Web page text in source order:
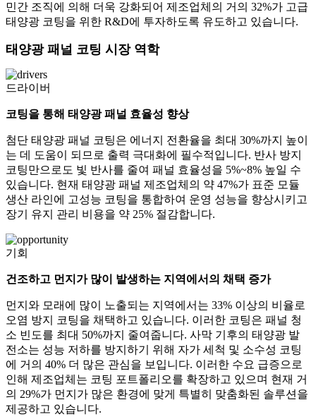
민간 조직에 의해 더욱 강화되어 제조업체의 거의 32%가 고급
태양광 코팅을 위한 R&D에 투자하도록 유도하고 있습니다.
태양광 패널 코팅 시장 역학
드라이버
코팅을 통해 태양광 패널 효율성 향상
첨단 태양광 패널 코팅은 에너지 전환율을 최대 30%까지 높이
는 데 도움이 되므로 출력 극대화에 필수적입니다. 반사 방지
코팅만으로도 빛 반사를 줄여 패널 효율성을 5%~8% 높일 수
있습니다. 현재 태양광 패널 제조업체의 약 47%가 표준 모듈
생산 라인에 고성능 코팅을 통합하여 운영 성능을 향상시키고
장기 유지 관리 비용을 약 25% 절감합니다.
기회
건조하고 먼지가 많이 발생하는 지역에서의 채택 증가
먼지와 모래에 많이 노출되는 지역에서는 33% 이상의 비율로
오염 방지 코팅을 채택하고 있습니다. 이러한 코팅은 패널 청
소 빈도를 최대 50%까지 줄여줍니다. 사막 기후의 태양광 발
전소는 성능 저하를 방지하기 위해 자가 세척 및 소수성 코팅
에 거의 40% 더 많은 관심을 보입니다. 이러한 수요 급증으로
인해 제조업체는 코팅 포트폴리오를 확장하고 있으며 현재 거
의 29%가 먼지가 많은 환경에 맞게 특별히 맞춤화된 솔루션을
제공하고 있습니다.